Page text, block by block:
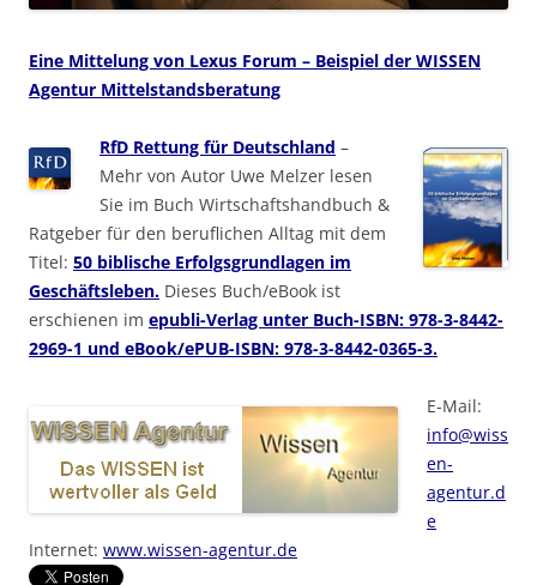
Eine Mittelung von Lexus Forum – Beispiel der WISSEN
Agentur Mittelstandsberatung
RfD Rettung für Deutschland –
Mehr von Autor Uwe Melzer lesen
Sie im Buch Wirtschaftshandbuch &
Ratgeber für den beruflichen Alltag mit dem
Titel: 50 biblische Erfolgsgrundlagen im
Geschäftsleben. Dieses Buch/eBook ist
erschienen im epubli-Verlag unter Buch-ISBN: 978-3-8442-
2969-1 und eBook/ePUB-ISBN: 978-3-8442-0365-3.
E-Mail:
info@wiss
en-
agentur.d
e
Internet: www.wissen-agentur.de